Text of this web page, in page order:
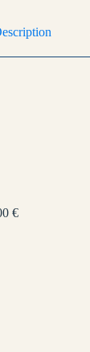
€